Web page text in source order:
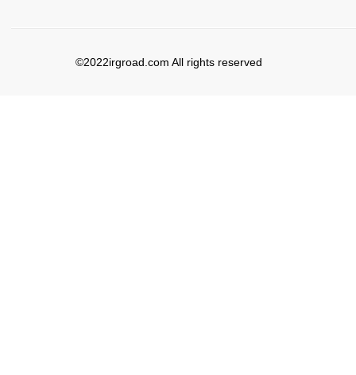
©2022irgroad.com All rights reserved